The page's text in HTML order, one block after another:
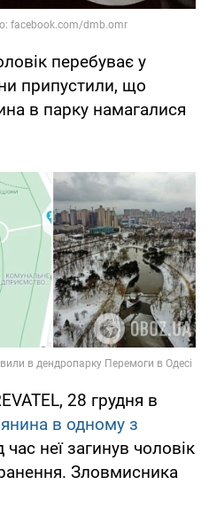
перебуває у
припустили, що
в парку намагалися
28 грудня в
в одному з
час неї загинув чоловік
Зловмисника